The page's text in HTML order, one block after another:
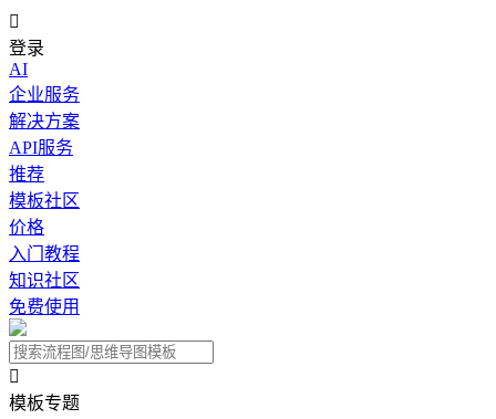

登录
AI
企业服务
解决方案
API服务
推荐
模板社区
价格
入门教程
知识社区
免费使用

模板专题